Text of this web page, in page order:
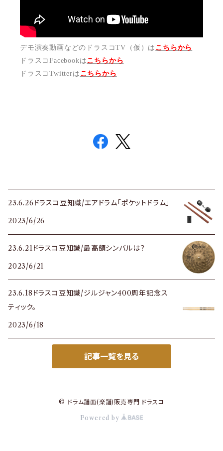
デモ演奏動画などのドラスコTV（仮）は こちらから
ドラスコFacebookはこちらから
ドラスコTwitterは こちらから
23.6.26ドラスコ豆知識/エアドラム「ポケットドラム」
2023/6/26
23.6.21ドラスコ豆知識/最高額シンバルは？
2023/6/21
23.6.18ドラスコ豆知識/ジルジャン400周年記念ス
ティック。
2023/6/18
記事一覧を見る
© ドラム譜面(楽譜)販売専門 ドラスコ
Powered by